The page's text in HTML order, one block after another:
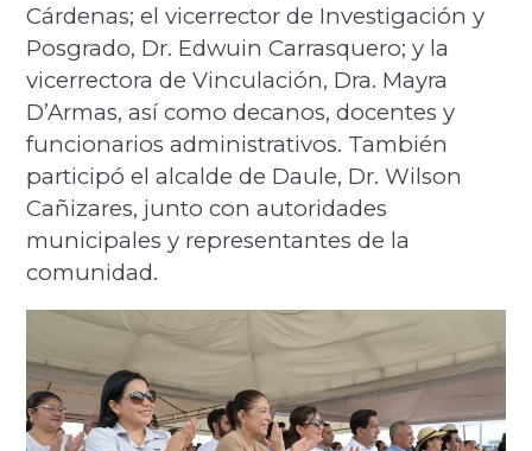
Cárdenas; el vicerrector de Investigación y
Posgrado, Dr. Edwuin Carrasquero; y la
vicerrectora de Vinculación, Dra. Mayra
D’Armas, así como decanos, docentes y
funcionarios administrativos. También
participó el alcalde de Daule, Dr. Wilson
Cañizares, junto con autoridades
municipales y representantes de la
comunidad.